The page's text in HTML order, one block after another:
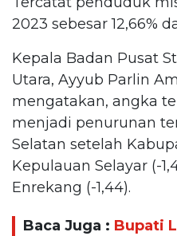
2023 sebesar 12,66%
Kepala Badan Pusat
Utara, Ayyub Parlin
mengatakan, angka
menjadi penurunan
Selatan setelah
Kepulauan Selayar (-
Enrekang (-1,44).
Baca Juga : Bupati